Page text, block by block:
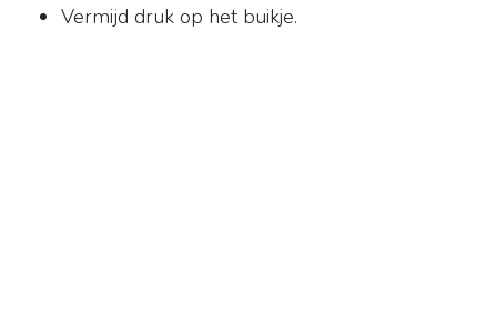
Vermijd druk op het buikje.